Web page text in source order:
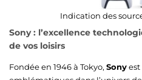
Indication des
Sony : l’excellence
de vos loisirs
Fondée en 1946 à Tokyo, Sonyest